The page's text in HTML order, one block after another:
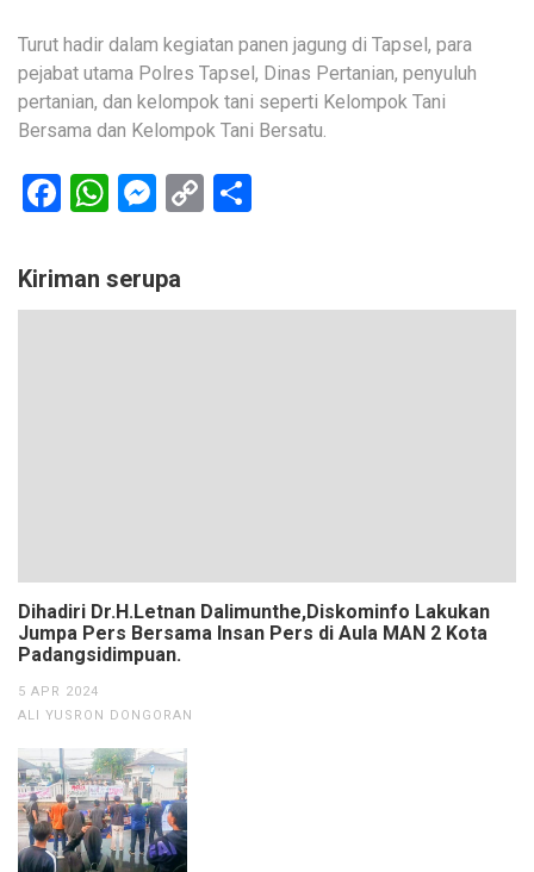
Turut hadir dalam kegiatan panen jagung di Tapsel, para
pejabat utama Polres Tapsel, Dinas Pertanian, penyuluh
pertanian, dan kelompok tani seperti Kelompok Tani
Bersama dan Kelompok Tani Bersatu.
Facebook
WhatsApp
Messenger
Copy
Kiriman serupa
Dihadiri Dr.H.Letnan Dalimunthe,Diskominfo Lakukan
Jumpa Pers Bersama Insan Pers di Aula MAN 2 Kota
Padangsidimpuan.
5 APR 2024
ALI YUSRON DONGORAN